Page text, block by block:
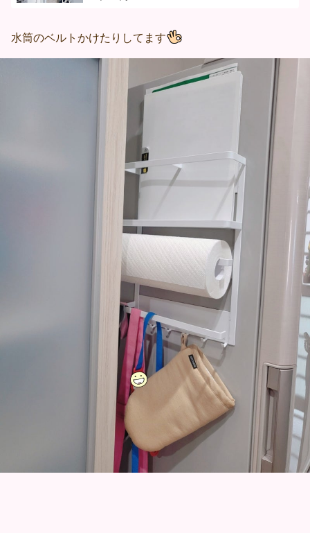
ー ラップケース キッチンペーパー キッチン
水筒のベルトかけたりしてます